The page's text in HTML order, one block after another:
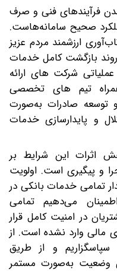
فرآیندهای فنی و صرف
صحیح سامانه‌هاست.
ارزشمند مردم عزیز
روند بازگشت کامل خدمات
شرکت های ارائه
تیم های تخصصی
توسعه صادرات به‌صورت
و پایدارسازی خدمات
اثرات این شرایط بر
و پیگیری است. اولویت
تمامی خدمات بانکی در
می‌دهیم تمامی
در امنیت کامل قرار
مالی وارد نشده است. از
و از طریق
وضعیت به‌صورت مستمر